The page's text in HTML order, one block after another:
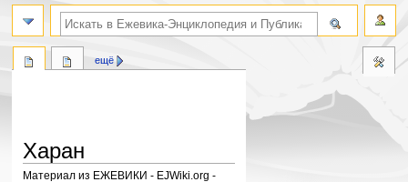
Харан
Материал из ЕЖЕВИКИ - EJWiki.org -
ещё
поиск по словам